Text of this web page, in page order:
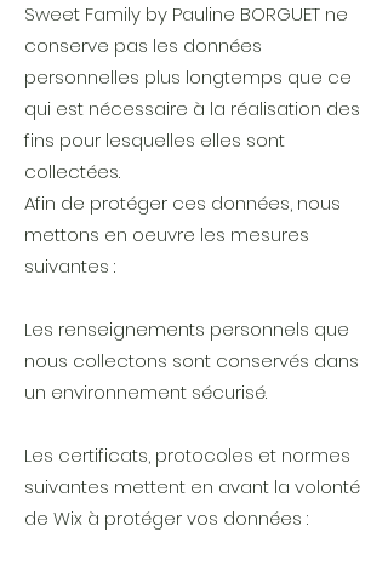
Sweet Family by Pauline BORGUET ne
conserve pas les données
personnelles plus longtemps que ce
qui est nécessaire à la réalisation des
fins pour lesquelles elles sont
collectées.
Afin de protéger ces données, nous
mettons en oeuvre les mesures
suivantes :
Les renseignements personnels que
nous collectons sont conservés dans
un environnement sécurisé.
Les certificats, protocoles et normes
suivantes mettent en avant la volonté
de Wix à protéger vos données :